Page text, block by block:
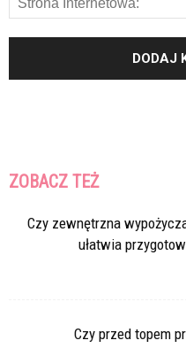
ZOBACZ TEŻ
Czy zewnętrzna
ułatwia
Czy przed topem